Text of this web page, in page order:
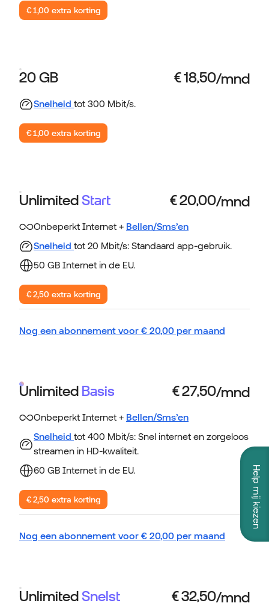
€ 1,00 extra korting
20 GB
Snelheid tot 300 Mbit/s.
€ 1,00 extra korting
UnlimitedStart
Onbeperkt Internet + Bellen/Sms’en
Snelheid tot 20 Mbit/s: Standaard app-gebruik.
50 GB Internet in de EU.
€ 2,50 extra korting
Nog een abonnement voor € 20,00 per maand
Unlimited Basis
Onbeperkt Internet + Bellen/Sms’en
Snelheid tot 400 Mbit/s: Snel internet en zorgeloos
streamen in HD-kwaliteit.
60 GB Internet in de EU.
€ 2,50 extra korting
Nog een abonnement voor € 20,00 per maand
UnlimitedSnelst
Help mij kiezen